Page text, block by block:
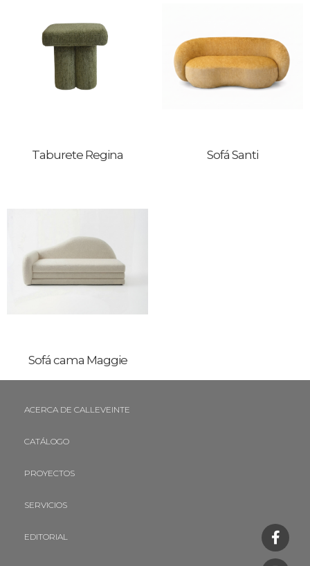
Taburete Regina Sofá Santi
Sofá cama Maggie
ACERCA DE CALLEVEINTE
CATÁLOGO
PROYECTOS
SERVICIOS
EDITORIAL